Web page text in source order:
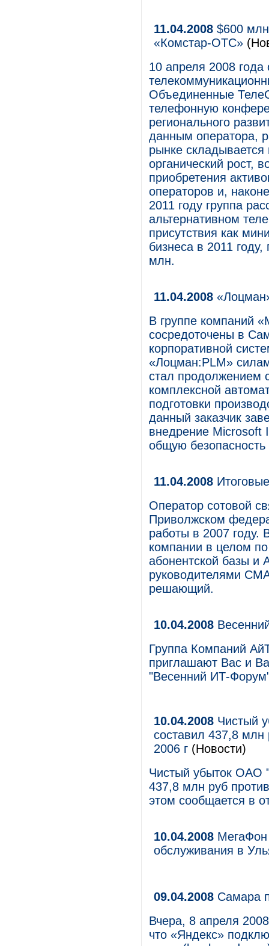
11.04.2008 $600
«Комстар-ОТС»
10 апреля 2008 года
Объединенные
телефонную
регионального
данным оператора,
рынке
органический рост,
приобретения
операторов и,
2011 году группа
альтернативном
присутствия как
бизнеса в 2011
млн.
11.04.2008
В группе компаний
сосредоточены в
корпоративной
«Лоцман:PLM»
стал продолжением
комплексной
подготовки
данный заказчик
внедрение Microsoft
общую
11.04.2008
Оператор сотовой
Приволжском
работы в 2007 году.
компании в целом
абонентской базы и
руководителями
решающий.
10.04.2008
Группа Компаний
приглашают Вас и
"Весенний ИТ-
10.04.2008 Чистый
составил 437,8 млн
2006 г (Новости)
Чистый убыток ОАО
437,8 млн руб
этом сообщается в
10.04.2008
обслуживания в
09.04.2008 Самара
Вчера, 8 апреля
что «Яндекс»